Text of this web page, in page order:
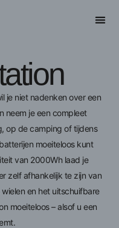
je niet nadenken over een
neem je een compleet
op de camping of tijdens
moeiteloos kunt
van 2000Wh laad je
zelf afhankelijk te zijn van
en het uitschuifbare
moeiteloos – alsof u een